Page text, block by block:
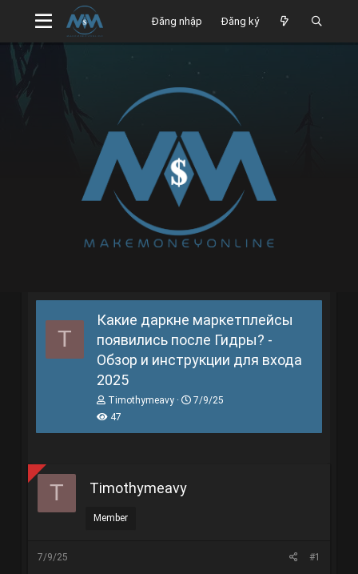
Đăng nhập Đăng ký
Какие даркне маркетплейсы
появились после Гидры? -
Обзор и инструкции для входа
2025
T
T
h
t
r
Timothymeavy
N
7/9/25
47
T Timothymeavy
Member
7/9/25 #1